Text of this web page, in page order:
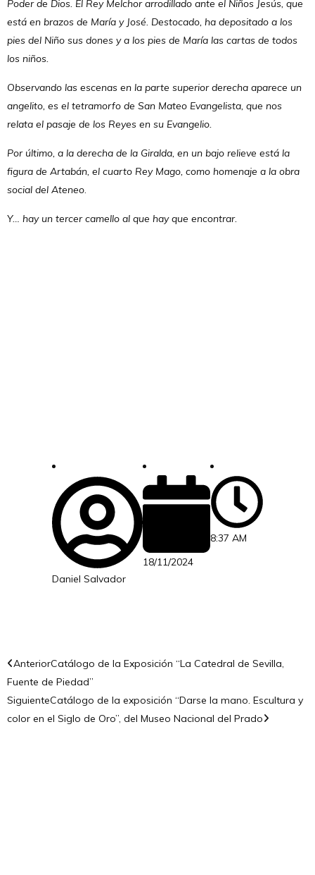
Poder de Dios. El Rey Melchor arrodillado ante el Niños Jesús, que
está en brazos de María y José. Destocado, ha depositado a los
pies del Niño sus dones y a los pies de María las cartas de todos
los niños.
Observando las escenas en la parte superior derecha aparece un
angelito, es el tetramorfo de San Mateo Evangelista, que nos
relata el pasaje de los Reyes en su Evangelio.
Por último, a la derecha de la Giralda, en un bajo relieve está la
figura de Artabán, el cuarto Rey Mago, como homenaje a la obra
social del Ateneo.
Y… hay un tercer camello al que hay que encontrar.
Daniel Salvador
18/11/2024
8:37 AM
AnteriorCatálogo de la Exposición “La Catedral de Sevilla,
Fuente de Piedad”
SiguienteCatálogo de la exposición “Darse la mano. Escultura y
color en el Siglo de Oro”, del Museo Nacional del Prado